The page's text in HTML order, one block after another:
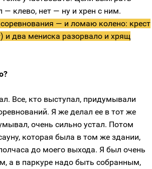
клево, нет — ну и хрен с ним.
— и ломаю колено: крест
и два мениска разорвало и хрящ
Все, кто выступал, придумывали
Я же делал ее в тот же
очень сильно устал. Потом
которая была в том же здании,
до моего выхода. Я был очень
а в паркуре надо быть собранным,